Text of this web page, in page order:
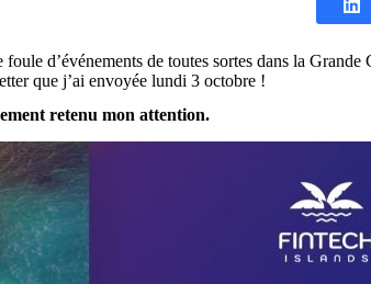
foule d’événements de toutes sortes dans la
que j’ai envoyée lundi 3 octobre !
retenu mon attention.